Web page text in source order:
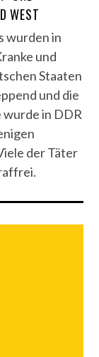
WEST
wurden in
und
Staaten
und die
wurde in DDR
der Täter